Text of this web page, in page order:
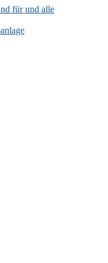
für und alle